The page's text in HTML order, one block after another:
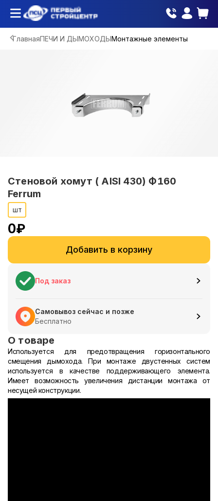
ГлавнаяПЕЧИ И ДЫМОХОДЫМонтажные элементы
Стеновой хомут ( AISI 430) Ф160
Ferrum
шт
0₽
Добавить в корзину
Под заказ
Самовывоз сейчас и позже
Бесплатно
О товаре
Используется для предотвращения горизонтального
смещения дымохода. При монтаже двустенных систем
используется в качестве поддерживающего элемента.
Имеет возможность увеличения дистанции монтажа от
несущей конструкции.